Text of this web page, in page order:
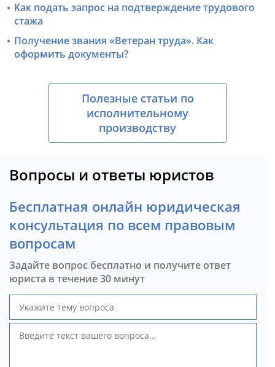
Как подать запрос на подтверждение трудового
стажа
Получение звания «Ветеран труда». Как
оформить документы?
Полезные статьи по
исполнительному
производству
Вопросы и ответы юристов
Бесплатная онлайн юридическая
консультация по всем правовым
вопросам
Задайте вопрос бесплатно и получите ответ
юриста в течение 30 минут